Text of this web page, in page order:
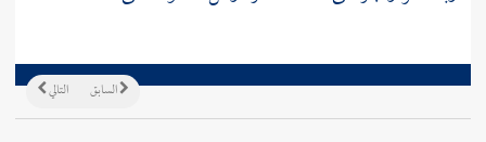
التالي السابق